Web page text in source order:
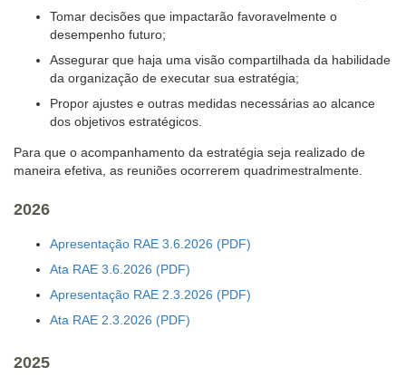
Tomar decisões que impactarão favoravelmente o
desempenho futuro;
Assegurar que haja uma visão compartilhada da habilidade
da organização de executar sua estratégia;
Propor ajustes e outras medidas necessárias ao alcance
dos objetivos estratégicos.
Para que o acompanhamento da estratégia seja realizado de
maneira efetiva, as reuniões ocorrerem quadrimestralmente.
2026
Apresentação RAE 3.6.2026
Ata RAE 3.6.2026
Apresentação RAE 2.3.2026
Ata RAE 2.3.2026
2025